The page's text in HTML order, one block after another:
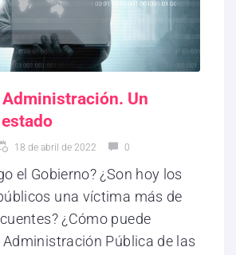
Un
18 de abril de 2022 0
el Gobierno? ¿Son hoy los
una víctima más de
¿Cómo puede
Pública de las